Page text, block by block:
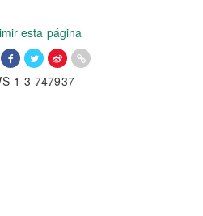
esta página
1-3-747937